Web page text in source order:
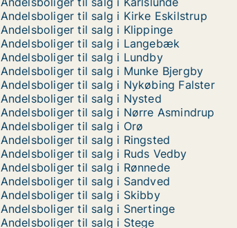
Andelsboliger til salg i Kirke Eskilstrup
Andelsboliger til salg i Klippinge
Andelsboliger til salg i Langebæk
Andelsboliger til salg i Lundby
Andelsboliger til salg i Munke Bjergby
Andelsboliger til salg i Nykøbing Falster
Andelsboliger til salg i Nysted
Andelsboliger til salg i Nørre Asmindrup
Andelsboliger til salg i Orø
Andelsboliger til salg i Ringsted
Andelsboliger til salg i Ruds Vedby
Andelsboliger til salg i Rønnede
Andelsboliger til salg i Sandved
Andelsboliger til salg i Skibby
Andelsboliger til salg i Snertinge
Andelsboliger til salg i Stege